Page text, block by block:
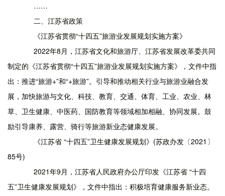
……
二、江苏省政策
《江苏省贯彻“十四五”旅游业发展规划实施方案》
2022年8月，江苏省文化和旅游厅、江苏省发展改革委共同
制定的《江苏省贯彻“十四五”旅游业发展规划实施方案》，文件中指
出：推进“旅游+”和“+旅游”。引导和推动相关行业与旅游业融合发
展，加快旅游与文化、科技、教育、交通、体育、工业、农业、林
草、卫生健康、中医药、国防教育等领域相加相融、协同发展。鼓
励引导康养、露营、骑行等旅游新业态健康发展。
《江苏省 “十四五”卫生健康发展规划》(苏政办发〔2021〕
85号)
2021年9月，江苏省人民政府办公厅印发《江苏省 “十四
五”卫生健康发展规划》，文件中指出：积极培育健康服务新业态。